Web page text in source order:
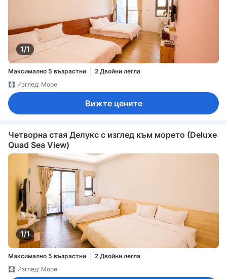
1/1
Максимално 5 възрастни
2 Двойни легла
Изглед: Море
Вижте цените
Четворна стая Делукс с изглед към морето (Deluxe
Quad Sea View)
1/1
Максимално 5 възрастни
2 Двойни легла
Изглед: Море